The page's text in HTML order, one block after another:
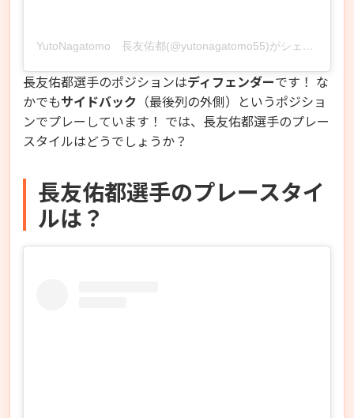
YutoNagatomo 長友佑都(@yutonagatomo55)がシェアした投稿
長友佑都選手のポジションはディフェンダーです！ な
かでもサイドバック （最後列の外側）というポジショ
ンでプレーしています！ では、長友佑都選手のプレー
スタイルはどうでしょうか？
長友佑都選手のプレースタイ
ルは？